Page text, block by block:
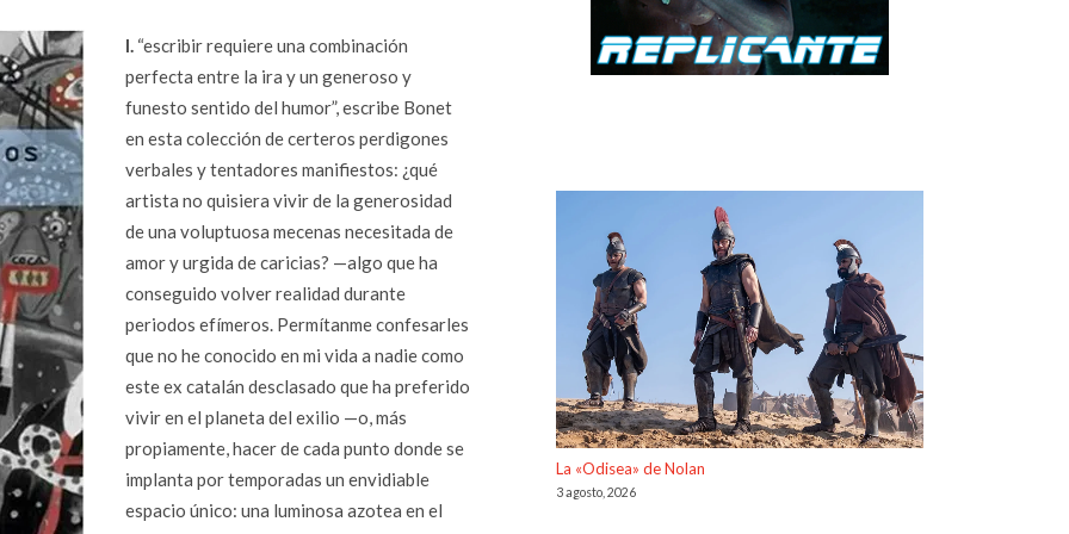
I. “escribir requiere una combinación
perfecta entre la ira y un generoso y
funesto sentido del humor”, escribe Bonet
en esta colección de certeros perdigones
verbales y tentadores manifiestos: ¿qué
artista no quisiera vivir de la generosidad
de una voluptuosa mecenas necesitada de
amor y urgida de caricias? —algo que ha
conseguido volver realidad durante
periodos efímeros. Permítanme confesarles
que no he conocido en mi vida a nadie como
este ex catalán desclasado que ha preferido
vivir en el planeta del exilio —o, más
propiamente, hacer de cada punto donde se
implanta por temporadas un envidiable
espacio único: una luminosa azotea en el
La «Odisea» de Nolan
3 agosto, 2026